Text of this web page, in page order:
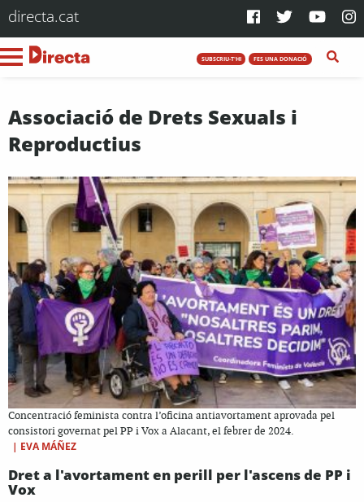
directa.cat
SUBSCRIU-T'HI FES UNA DONACIÓ
Associació de Drets Sexuals i
Reproductius
Concentració feminista contra l’oficina antiavortament aprovada pel
consistori governat pel PP i Vox a Alacant, el febrer de 2024.
| EVA MÁÑEZ
Dret a l'avortament en perill per l'ascens de PP i
Vox